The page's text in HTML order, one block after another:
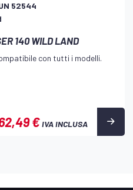
1cm
in alluminio. Opzionale con
52544
140 WILD LAND
con tutti i modelli.
€IVA INCLUSA